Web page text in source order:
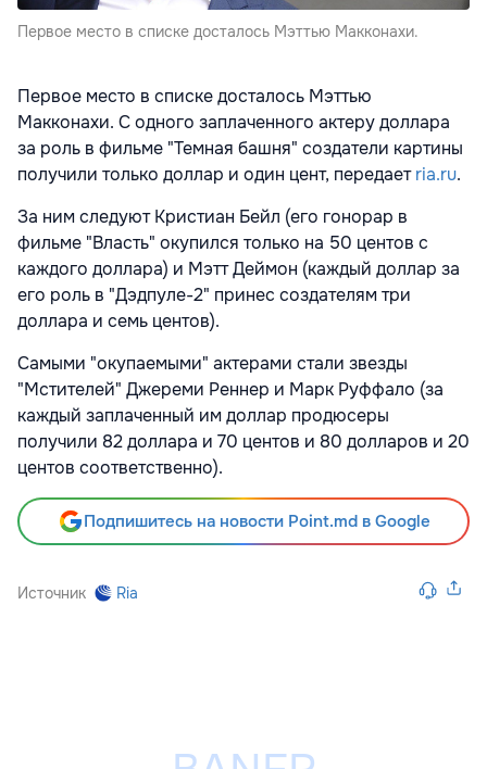
Первое место в списке досталось Мэттью Макконахи.
Первое место в списке досталось Мэттью
Макконахи. С одного заплаченного актеру доллара
за роль в фильме "Темная башня" создатели картины
получили только доллар и один цент, передаетria.ru.
За ним следуют Кристиан Бейл (его гонорар в
фильме "Власть" окупился только на 50 центов с
каждого доллара) и Мэтт Деймон (каждый доллар за
его роль в "Дэдпуле-2" принес создателям три
доллара и семь центов).
Самыми "окупаемыми" актерами стали звезды
"Мстителей" Джереми Реннер и Марк Руффало (за
каждый заплаченный им доллар продюсеры
получили 82 доллара и 70 центов и 80 долларов и 20
центов соответственно).
Подпишитесь на новости Point.md в Google
Источник Ria